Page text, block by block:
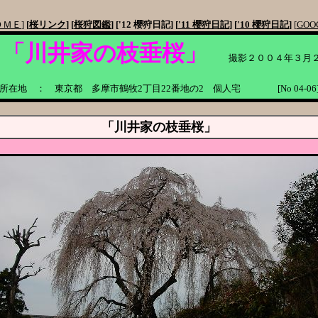
Ｅ ] [桜リンク] [桜狩図鑑] ['12 櫻狩日記] ['11 櫻狩日記] ['10 櫻狩日記] [
「川井家の枝垂桜」 撮影２００４年３月
在地 ： 東京都 多摩市鶴牧2丁目22番地の2 個人宅 [No 04-
「川井家の枝垂桜」